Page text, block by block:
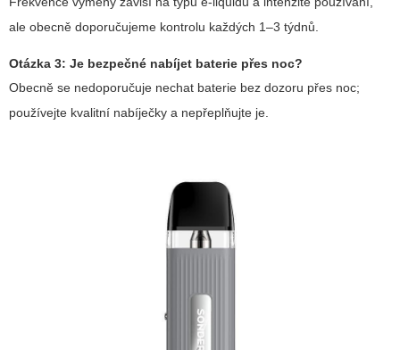
ale obecně doporučujeme kontrolu každých 1–3 týdnů.
Otázka 3: Je bezpečné nabíjet baterie přes noc?
Obecně se nedoporučuje nechat baterie bez dozoru přes noc;
používejte kvalitní nabíječky a nepřeplňujte je.